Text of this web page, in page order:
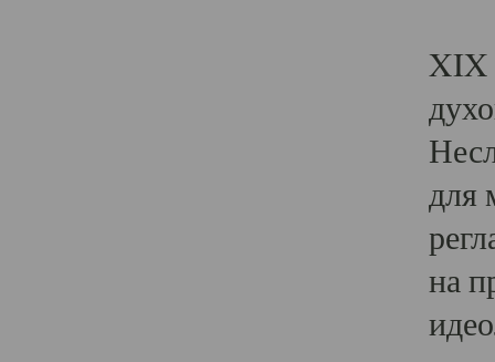
XIX
для
на